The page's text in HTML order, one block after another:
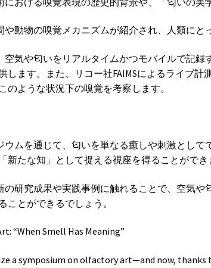
動物の嗅覚メカニズムが紹介され、人類にと
気や匂いをリアルタイムかつモバイルで記録
します。また、リコー社FAIMSによるライブ計
のような状況下の嗅覚を考察します。
ウムを通じて、匂いを単なる癒しや刺激として
新たな知」として捉える視座を得ることができ
の研究成果や実践事例に触れることで、空気や
ことができるでしょう。
“When Smell Has Meaning”
a symposium on olfactory art—and now, thanks